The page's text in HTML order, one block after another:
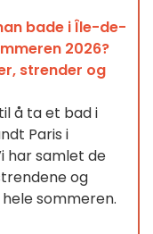
bade i Île-de-
2026?
strender og
å ta et bad i
Paris i
har samlet de
og
sommeren.